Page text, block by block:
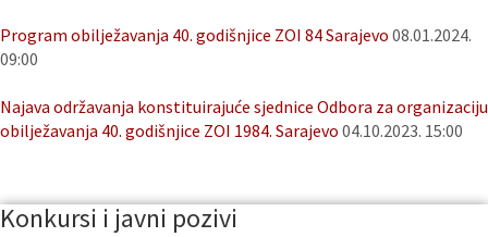
Program obilježavanja 40. godišnjice ZOI 84 Sarajevo 08.01.2024.
09:00
Najava održavanja konstituirajuće sjednice Odbora za organizaciju
obilježavanja 40. godišnjice ZOI 1984. Sarajevo 04.10.2023. 15:00
Konkursi i javni pozivi